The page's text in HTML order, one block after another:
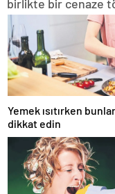
birlikte bir cenaze
Yemek ısıtırken
dikkat edin